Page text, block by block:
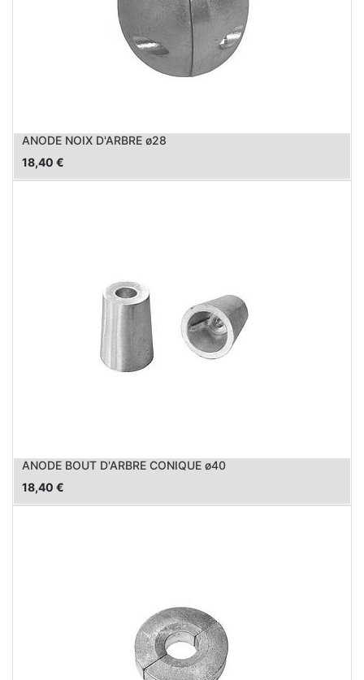
ANODE NOIX D'ARBRE ø28
18,40 €
ANODE BOUT D'ARBRE CONIQUE ø40
18,40 €